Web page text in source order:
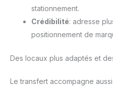
stationnement.
Crédibilité: adresse
positionnement de
Des locaux plus adaptés et
Le transfert accompagne